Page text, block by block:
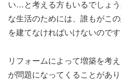
い…と考える方もいるでしょ
な生活のためには、誰もがこ
を建てなければいけないのです
リフォームによって増築を考
が問題になってくることがあ